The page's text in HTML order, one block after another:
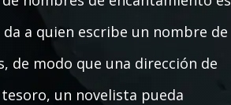
a quien escribe un nombre de
de modo que una dirección de
un novelista pueda